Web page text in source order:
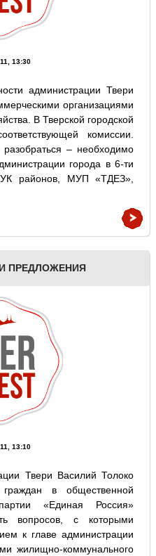
13:30
администрации Твери
организациями
В Тверской городской
комиссии.
– необходимо
города в 6-ти
районов, МУП «ТДЕЗ»,
ПРЕДЛОЖЕНИЯ
13:10
Твери Василий Толоко
в общественной
«Единая Россия»
вопросов, с которыми
к главе администрации
жилищно-коммунального